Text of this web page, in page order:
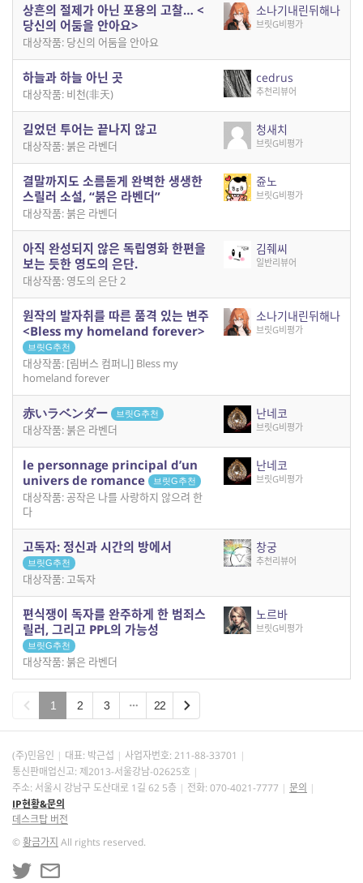
상흔의 절제가 아닌 포용의 고찰… <
당신의 어둠을 안아요>
대상작품: 당신의 어둠을 안아요
소나기내린뒤해나
브릿G비평가
하늘과 하늘 아닌 곳
대상작품: 비천(非天)
cedrus
추천리뷰어
길었던 투어는 끝나지 않고
대상작품: 붉은 라벤더
청새치
브릿G비평가
결말까지도 소름돋게 완벽한 생생한
스릴러 소설, “붉은 라벤더”
대상작품: 붉은 라벤더
쥰노
브릿G비평가
아직 완성되지 않은 독립영화 한편을
보는 듯한 영도의 은단.
대상작품: 영도의 은단 2
김줴씨
일반리뷰어
원작의 발자취를 따른 품격 있는 변주
<Bless my homeland forever>
브릿G추천
대상작품: [림버스 컴퍼니] Bless my
homeland forever
소나기내린뒤해나
브릿G비평가
赤いラベンダー 브릿G추천
대상작품: 붉은 라벤더
난네코
브릿G비평가
le personnage principal d’un
univers de romance
브릿G추천
대상작품: 공작은 나를 사랑하지 않으려 한
다
난네코
브릿G비평가
고독자: 정신과 시간의 방에서
브릿G추천
대상작품: 고독자
창궁
추천리뷰어
편식쟁이 독자를 완주하게 한 범죄스
릴러, 그리고 PPL의 가능성
브릿G추천
대상작품: 붉은 라벤더
노르바
브릿G비평가
1 2 3 22
(주)민음인 대표: 박근섭 사업자번호: 211-88-33701
통신판매업신고: 제2013-서울강남-02625호
주소: 서울시 강남구 도산대로 1길 62 5층
전화: 070-4021-7777
문의
IP현황&문의
데스크탑 버전
©황금가지 All rights reserved.